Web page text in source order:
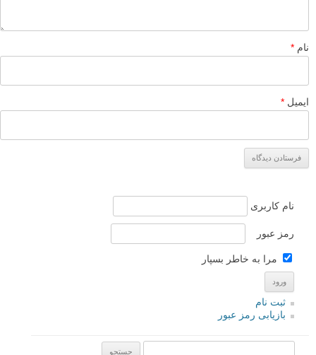
نام *
ایمیل *
نام کاربری
رمز عبور
مرا به خاطر بسپار
ثبت نام
بازیابی رمز عبور